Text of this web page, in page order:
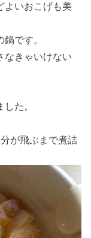
よいおこげも美
です。
なきゃいけない
た。
が飛ぶまで煮詰